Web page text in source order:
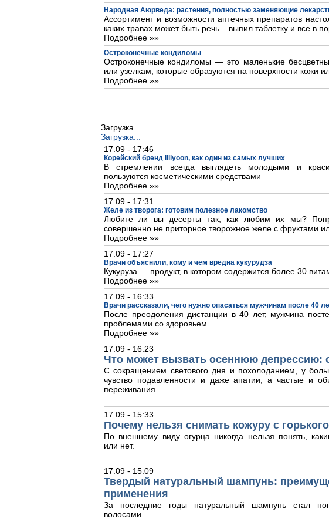
Народная Аюрведа: растения, полностью заменяющие
Ассортимент и возможности аптечных препаратов
каких травах может быть речь – выпил таблетку и все в
Подробнее »»
Остроконечные кондиломы
Остроконечные кондиломы — это маленькие
или узелкам, которые образуются на поверхности кожи
Подробнее »»
Загрузка ...
Загрузка...
17.09 - 17:46
Корейский бренд illiyoon, как один из самых лучших
В стремлении всегда выглядеть молодыми и
пользуются косметическими средствами
Подробнее »»
17.09 - 17:31
Желе из творога: готовим полезное лакомство
Любите ли вы десерты так, как любим их мы?
совершенно не приторное творожное желе с фруктами
Подробнее »»
17.09 - 17:27
Врачи объяснили, кому и чем вредна кукурудза
Кукуруза — продукт, в котором содержится более 30
Подробнее »»
17.09 - 16:33
Врачи рассказали, чего нужно опасаться мужчинам после 40
После преодоления дистанции в 40 лет, мужчина
проблемами со здоровьем.
Подробнее »»
17.09 - 16:23
Что может вызвать осеннюю депрессию:
С сокращением светового дня и похолоданием, у
чувство подавленности и даже апатии, а частые и
переживания.
17.09 - 15:33
Почему нельзя снимать кожуру с
По внешнему виду огурца никогда нельзя понять,
или нет.
17.09 - 15:09
Твердый натуральный шампунь:
применения
За последние годы натуральный шампунь стал
волосами.